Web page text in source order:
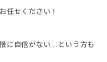
任せください！
に自信がない…という方も